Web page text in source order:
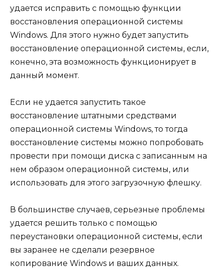
удается исправить с помощью функции
восстановления операционной системы
Windows. Для этого нужно будет запустить
восстановление операционной системы, если,
конечно, эта возможность функционирует в
данный момент.
Если не удается запустить такое
восстановление штатными средствами
операционной системы Windows, то тогда
восстановление системы можно попробовать
провести при помощи диска с записанным на
нем образом операционной системы, или
использовать для этого загрузочную флешку.
В большинстве случаев, серьезные проблемы
удается решить только с помощью
переустановки операционной системы, если
вы заранее не сделали резервное
копирование Windows и ваших данных.